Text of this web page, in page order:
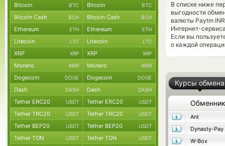
В списке ниже
выгодности
валюты Paytm
Интернет-
Если вы
о каждой
Курсы обмена
Обменник
Ant
Dynasty-Pay
W-Box
Bitcoin BTC Bitcoin BTC
Bitcoin Cash BCH Bitcoin Cash BCH
Ethereum ETH Ethereum ETH
Litecoin LTC Litecoin LTC
XRP XRP XRP XRP
Monero XMR Monero XMR
Dogecoin DOGE Dogecoin DOGE
Dash DASH Dash DASH
Tether ERC20 USDT Tether ERC20 USDT
Tether TRC20 USDT Tether TRC20 USDT
Tether BEP20 USDT Tether BEP20 USDT
Tether TON USDT Tether TON USDT